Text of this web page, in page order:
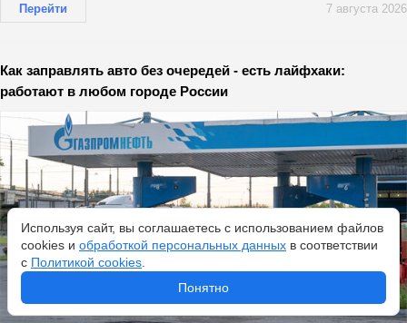
Перейти 7 августа 2026
Как заправлять авто без очередей - есть лайфхаки:
работают в любом городе России
Используя сайт, вы соглашаетесь с использованием файлов
cookies и обработкой персональных данных в соответствии
с Политикой cookies
Понятно